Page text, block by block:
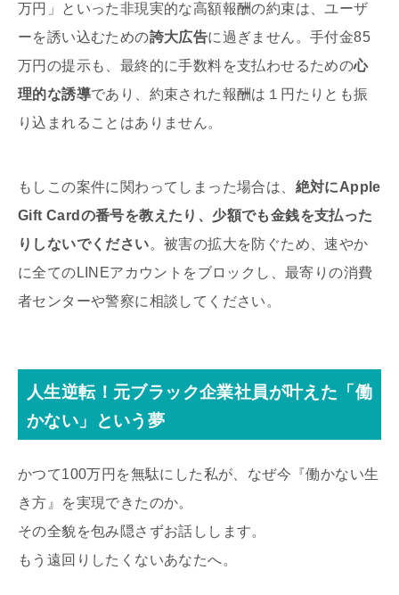
万円」といった非現実的な高額報酬の約束は、ユーザ
ーを誘い込むための誇大広告に過ぎません。手付金85
万円の提示も、最終的に手数料を支払わせるための心
理的な誘導であり、約束された報酬は１円たりとも振
り込まれることはありません。
もしこの案件に関わってしまった場合は、 絶対にApple
Gift Cardの番号を教えたり、少額でも金銭を支払った
りしないでください。被害の拡大を防ぐため、速やか
に全てのLINEアカウントをブロックし、最寄りの消費
者センターや警察に相談してください。
人生逆転！元ブラック企業社員が叶えた「働
かない」という夢
かつて100万円を無駄にした私が、なぜ今『働かない生
き方』を実現できたのか。
その全貌を包み隠さずお話しします。
もう遠回りしたくないあなたへ。